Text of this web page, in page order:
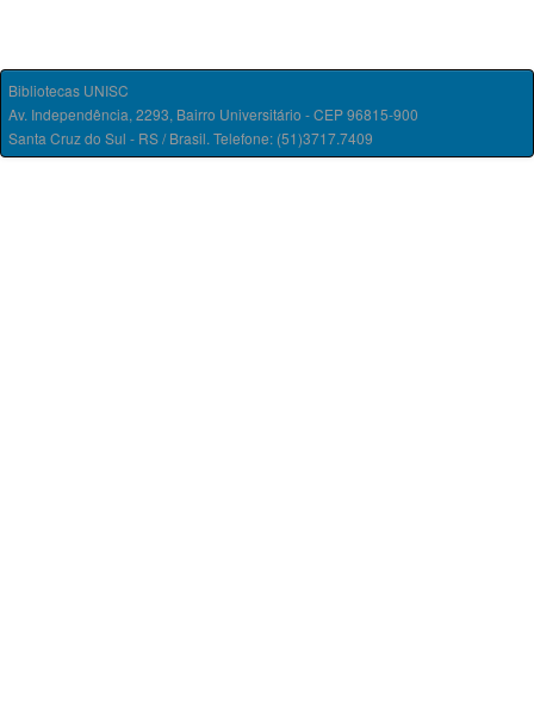
Bibliotecas UNISC
Av. Independência, 2293, Bairro Universitário - CEP 96815-900
Santa Cruz do Sul - RS / Brasil. Telefone: (51)3717.7409